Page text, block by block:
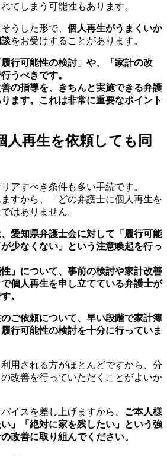
てしまう可能性もあります。
うした形で、 個人再生がうまくいか
をお受けすることがあります。
行可能性の検討」や、「家計の改
うべきです。
の指導を、きちんと実施できる弁護
ます。 これは非常に重要なポイント
人再生を依頼しても同
アすべき条件も多い手続です。
すから、「どの弁護士に個人再生を
はありません。
愛知県弁護士会に対して「履行可能
少なくない」という注意喚起を行っ
」について、事前の検討や家計改善
個人再生を申し立てている弁護士が
。
ご依頼について、早い段階で家計簿
行可能性の検討を十分に行っていま
用される方がほとんどですから、分
改善を行っていただくことがよいか
イスを差し上げますから、 ご本人様
」「絶対に家を残したい」という強
改善に取り組んでください。